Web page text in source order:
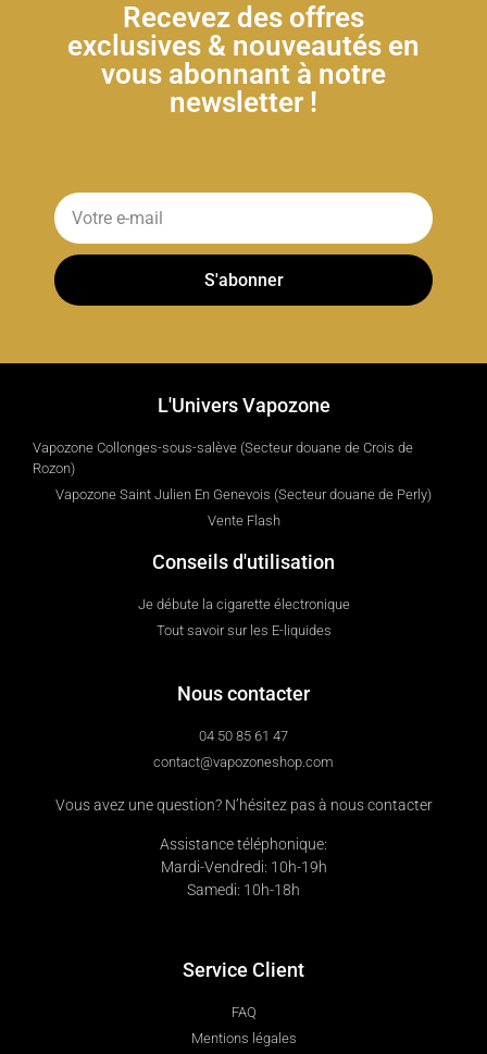
Recevez des offres
exclusives & nouveautés en
vous abonnant à notre
newsletter !
S'abonner
L'Univers Vapozone
Vapozone Collonges-sous-salève (Secteur douane de Crois de
Rozon)
Vapozone Saint Julien En Genevois (Secteur douane de Perly)
Vente Flash
Conseils d'utilisation
Je débute la cigarette électronique
Tout savoir sur les E-liquides
Nous contacter
04 50 85 61 47
contact@vapozoneshop.com
Vous avez une question? N’hésitez pas à nous contacter
Assistance téléphonique:
Mardi-Vendredi: 10h-19h
Samedi: 10h-18h
Service Client
FAQ
Mentions légales